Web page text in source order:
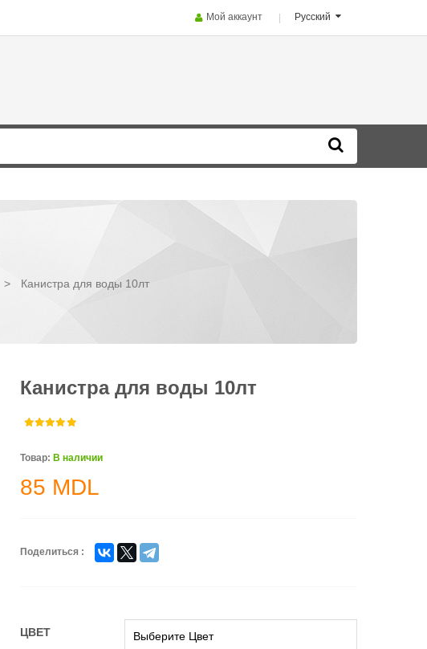
Русский
Мой аккаунт
> Канистра для воды 10лт
Канистра для воды 10лт
Товар: В наличии
85 MDL
Поделиться :
ЦВЕТ